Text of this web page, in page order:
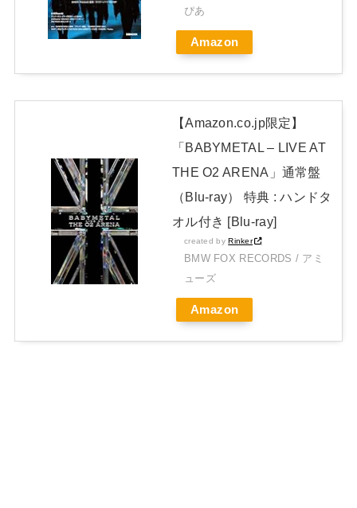
開封レビュー!
Powered by livedoor 相互RSS
ぴあ
Amazon
【Amazon.co.jp限定】
「BABYMETAL – LIVE AT
THE O2 ARENA」通常盤
（Blu-ray） 特典 : ハンドタ
オル付き [Blu-ray]
created byRinker
BMW FOX RECORDS / アミ
ューズ
Amazon